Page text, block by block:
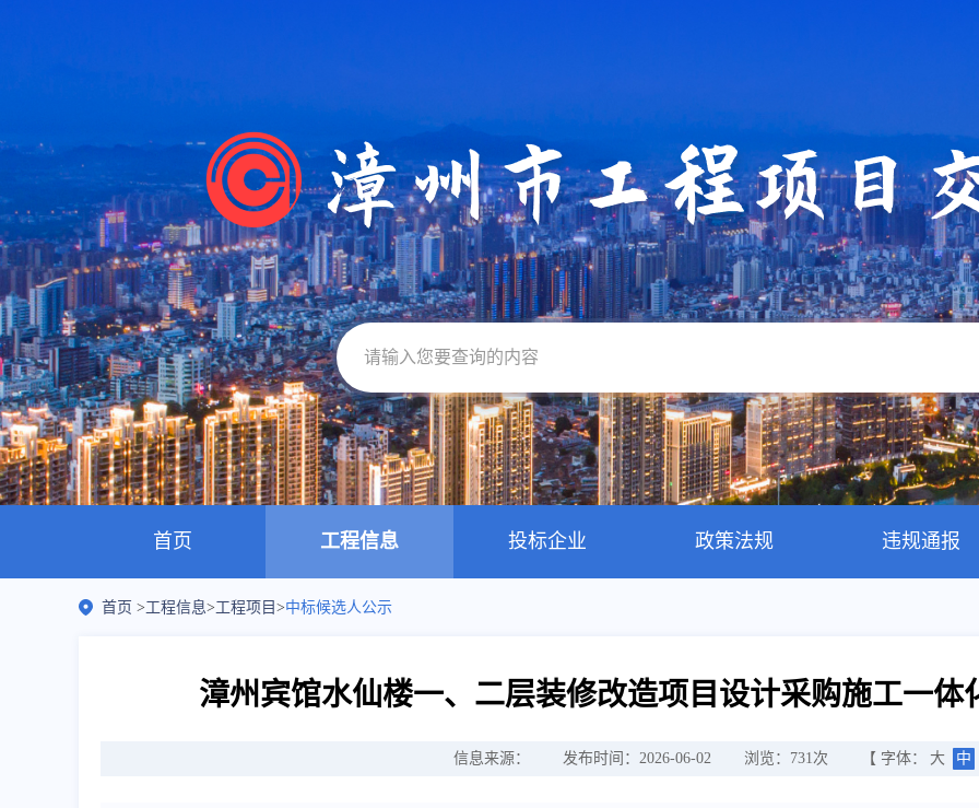
首页 工程信息 投标企业 政策法规 违规通报
首页 >工程信息>工程项目 >中标候选人公示
漳州宾馆水仙楼一、二层装修改造项目设计采购施工一体
信息来源： 发布时间：2026-06-02 浏览： 731次 【 字体： 大 中